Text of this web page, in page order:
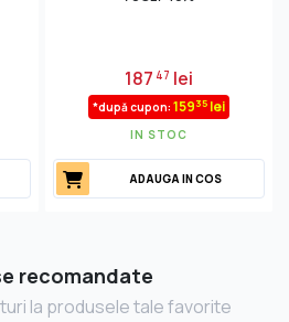
187 47 lei
*după cupon: 15935 lei
IN STOC
ADAUGA IN COS
recomandate
la produsele tale favorite